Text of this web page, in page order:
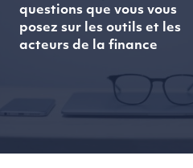
questions que vous vous
posez sur les outils et les
acteurs de la finance